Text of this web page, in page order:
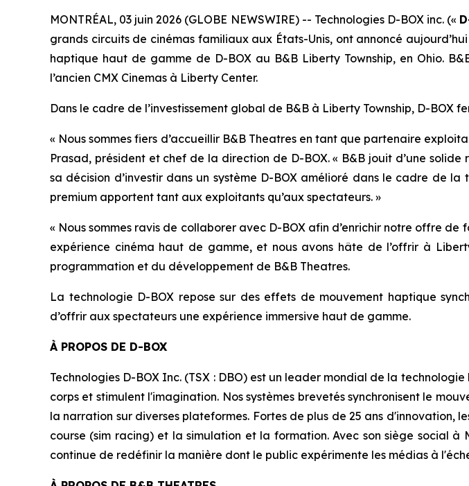
MONTRÉAL, 03 juin 2026 (GLOBE NEWSWIRE) -- Technologies D-BOX inc. («
grands circuits de cinémas familiaux aux États-Unis, ont annoncé
haptique haut de gamme de D-BOX au B&B Liberty Township, en Ohio.
l’ancien CMX Cinemas à Liberty Center.
Dans le cadre de l’investissement global de B&B à Liberty Township, D-
« Nous sommes fiers d’accueillir B&B Theatres en tant que partenaire
Prasad, président et chef de la direction de D-BOX. « B&B jouit d’une
sa décision d’investir dans un système D-BOX amélioré dans le cadre de
premium apportent tant aux exploitants qu’aux spectateurs. »
« Nous sommes ravis de collaborer avec D-BOX afin d’enrichir notre offre
expérience cinéma haut de gamme, et nous avons hâte de l’offrir à
programmation et du développement de B&B Theatres.
La technologie D-BOX repose sur des effets de mouvement haptique
d’offrir aux spectateurs une expérience immersive haut de gamme.
À PROPOS DE D-BOX
Technologies D-BOX Inc. (TSX : DBO) est un leader mondial de la
corps et stimulent l'imagination. Nos systèmes brevetés synchronisent le
la narration sur diverses plateformes. Fortes de plus de 25 ans d'innovation,
course (sim racing) et la simulation et la formation. Avec son siège social
continue de redéfinir la manière dont le public expérimente les médias à